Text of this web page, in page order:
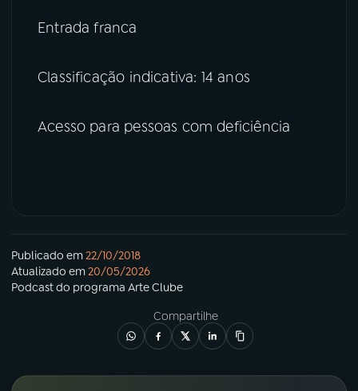
Entrada franca
Classificação indicativa: 14 anos
Acesso para pessoas com deficiência
Publicado em22/10/2018
Atualizado em20/05/2026
Podcastdo programa Arte Clube
Compartilhe